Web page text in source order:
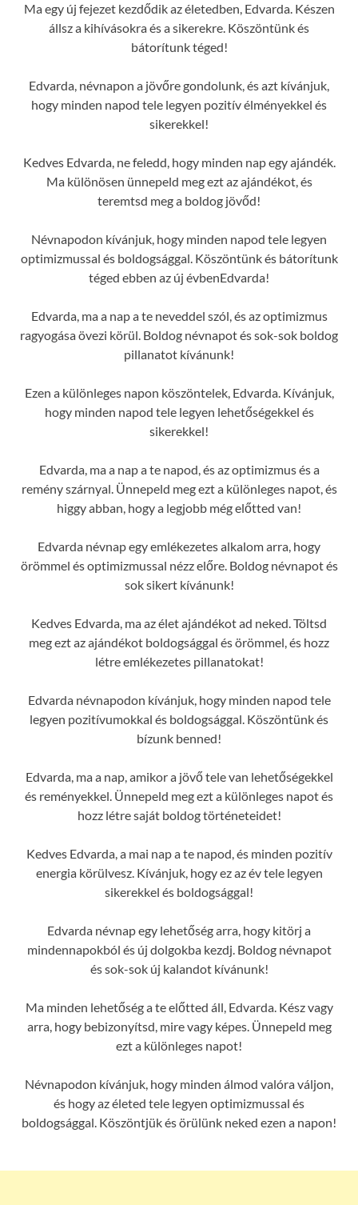
Ma egy új fejezet kezdődik az életedben, Edvarda. Készen
állsz a kihívásokra és a sikerekre. Köszöntünk és
bátorítunk téged!
Edvarda, névnapon a jövőre gondolunk, és azt kívánjuk,
hogy minden napod tele legyen pozitív élményekkel és
sikerekkel!
Kedves Edvarda, ne feledd, hogy minden nap egy ajándék.
Ma különösen ünnepeld meg ezt az ajándékot, és
teremtsd meg a boldog jövőd!
Névnapodon kívánjuk, hogy minden napod tele legyen
optimizmussal és boldogsággal. Köszöntünk és bátorítunk
téged ebben az új évbenEdvarda!
Edvarda, ma a nap a te neveddel szól, és az optimizmus
ragyogása övezi körül. Boldog névnapot és sok-sok boldog
pillanatot kívánunk!
Ezen a különleges napon köszöntelek, Edvarda. Kívánjuk,
hogy minden napod tele legyen lehetőségekkel és
sikerekkel!
Edvarda, ma a nap a te napod, és az optimizmus és a
remény szárnyal. Ünnepeld meg ezt a különleges napot, és
higgy abban, hogy a legjobb még előtted van!
Edvarda névnap egy emlékezetes alkalom arra, hogy
örömmel és optimizmussal nézz előre. Boldog névnapot és
sok sikert kívánunk!
Kedves Edvarda, ma az élet ajándékot ad neked. Töltsd
meg ezt az ajándékot boldogsággal és örömmel, és hozz
létre emlékezetes pillanatokat!
Edvarda névnapodon kívánjuk, hogy minden napod tele
legyen pozitívumokkal és boldogsággal. Köszöntünk és
bízunk benned!
Edvarda, ma a nap, amikor a jövő tele van lehetőségekkel
és reményekkel. Ünnepeld meg ezt a különleges napot és
hozz létre saját boldog történeteidet!
Kedves Edvarda, a mai nap a te napod, és minden pozitív
energia körülvesz. Kívánjuk, hogy ez az év tele legyen
sikerekkel és boldogsággal!
Edvarda névnap egy lehetőség arra, hogy kitörj a
mindennapokból és új dolgokba kezdj. Boldog névnapot
és sok-sok új kalandot kívánunk!
Ma minden lehetőség a te előtted áll, Edvarda. Kész vagy
arra, hogy bebizonyítsd, mire vagy képes. Ünnepeld meg
ezt a különleges napot!
Névnapodon kívánjuk, hogy minden álmod valóra váljon,
és hogy az életed tele legyen optimizmussal és
boldogsággal. Köszöntjük és örülünk neked ezen a napon!